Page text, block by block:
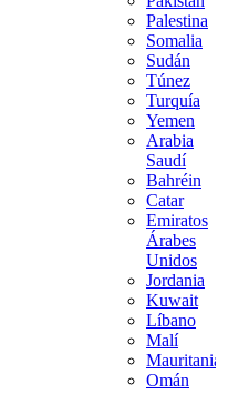
Palestina
Somalia
Sudán
Túnez
Turquía
Yemen
Arabia
Saudí
Bahréin
Catar
Emiratos
Árabes
Unidos
Jordania
Kuwait
Líbano
Malí
Mauritania
Omán